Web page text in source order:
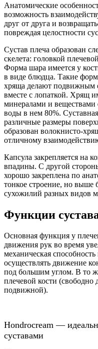
Анатомические
возможность
друг от друга и
повреждая целостности
Сустав плеча образован
скелета: головкой
Форма шара имеется у
в виде блюдца. Такие
хряща делают подвижным
вместе с лопаткой. Хрящ
минералами и веществами
воды в нем 80%.
различные размеры
образован волокнисто-
отличному
Капсула закрепляется на
впадины. С другой
хорошо закреплена по
тонкое строение, но выше
сухожилий разных видов
Функции
Основная функция у
движения рук во время
механическая
осуществлять движение
под большим углом. В то
плечевой кости
подвижной).
Hondrocream —
суставами